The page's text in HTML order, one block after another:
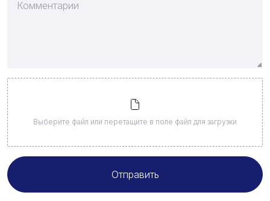
Выберите файл или перетащите в поле файл для загрузки